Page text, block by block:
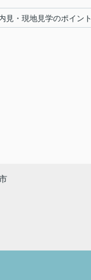
見・現地見学のポイント